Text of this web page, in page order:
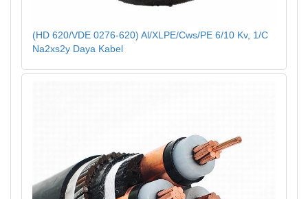
(HD 620/VDE 0276-620) Al/XLPE/Cws/PE 6/10 Kv, 1/C
Na2xs2y Daya Kabel